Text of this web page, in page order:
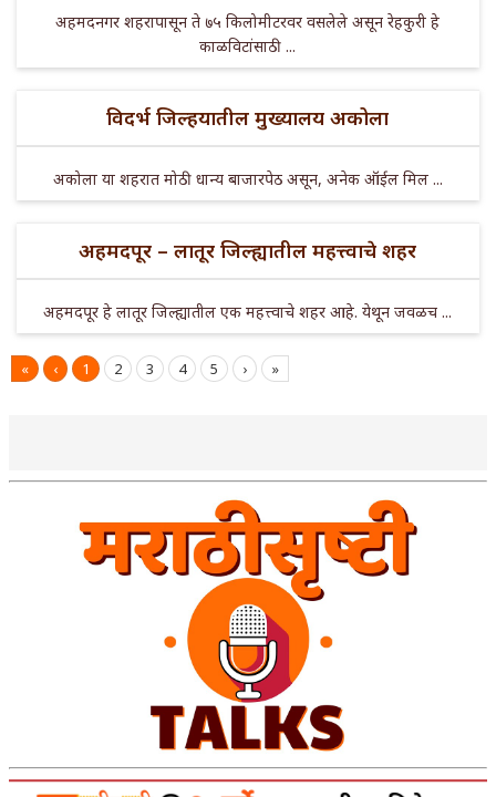
अहमदनगर शहरापासून ते ७५ किलोमीटरवर वसलेले असून रेहकुरी हे
काळविटांसाठी ...
विदर्भ जिल्हयातील मुख्यालय अकोला
अकोला या शहरात मोठी धान्य बाजारपेठ असून, अनेक ऑईल मिल ...
अहमदपूर – लातूर जिल्ह्यातील महत्त्वाचे शहर
अहमदपूर हे लातूर जिल्ह्यातील एक महत्त्वाचे शहर आहे. येथून जवळच ...
« ‹ 1 2 3 4 5 › »